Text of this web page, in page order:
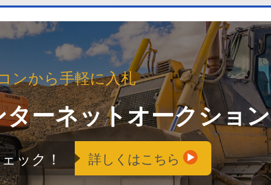
ンから手軽に入札
ーネットオークション
ック！ 詳しくはこちら